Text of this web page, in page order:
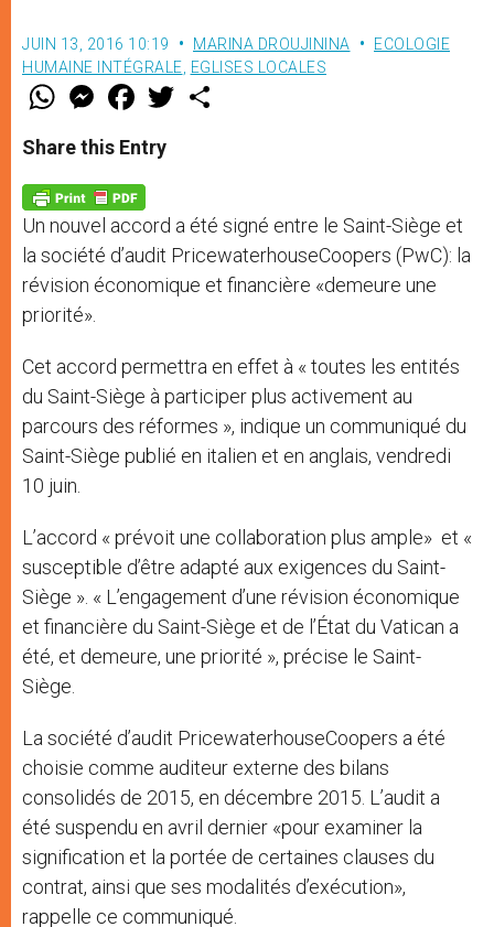
JUIN 13, 2016 10:19 MARINA DROUJININA
ECOLOGIE
HUMAINE INTÉGRALE EGLISES LOCALES
W
t
s
p
p
M
e
s
e
g
e
r
F
a
e
b
o
k
w
Share this Entry
Un nouvel accord a été signé entre le Saint-Siège et
la société d’audit PricewaterhouseCoopers (PwC): la
révision économique et financière «demeure une
priorité».
Cet accord permettra en effet à « toutes les entités
du Saint-Siège à participer plus activement au
parcours des réformes », indique un communiqué du
Saint-Siège publié en italien et en anglais, vendredi
10 juin.
L’accord « prévoit une collaboration plus ample» et «
susceptible d’être adapté aux exigences du Saint-
Siège ». « L’engagement d’une révision économique
et financière du Saint-Siège et de l’État du Vatican a
été, et demeure, une priorité », précise le Saint-
Siège.
La société d’audit PricewaterhouseCoopers a été
choisie comme auditeur externe des bilans
consolidés de 2015, en décembre 2015. L’audit a
été suspendu en avril dernier «pour examiner la
signification et la portée de certaines clauses du
contrat, ainsi que ses modalités d’exécution»,
rappelle ce communiqué.